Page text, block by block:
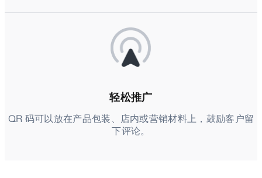
轻松推广
QR 码可以放在产品包装、店内或营销材料上，鼓励客户留
下评论。